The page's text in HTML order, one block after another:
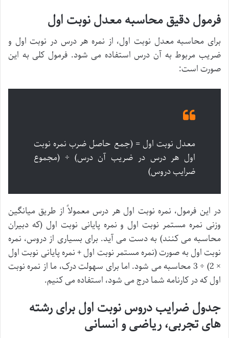
فرمول دقیق محاسبه معدل نوبت اول
برای محاسبه معدل نوبت اول، از نمره هر درس در نوبت اول و
ضریب مربوط به آن درس استفاده می شود. فرمول کلی به این
صورت است:
معدل نوبت اول = (جمع حاصل ضرب نمره نوبت
اول هر درس در ضریب آن درس) ÷ (مجموع
ضرایب دروس)
در این فرمول، نمره نوبت اول هر درس معمولاً از طریق میانگین
وزنی نمره مستمر نوبت اول و نمره پایانی نوبت اول (که دبیران
محاسبه می کنند) به دست می آید. برای بسیاری از دروس، نمره
نوبت اول به صورت (نمره مستمر نوبت اول + نمره پایانی نوبت اول
× 2) ÷ 3 محاسبه می شود. اما برای سهولت درک، ما از نمره نوبت
اول که در کارنامه شما درج می شود، استفاده می کنیم.
جدول ضرایب دروس نوبت اول برای رشته
های تجربی، ریاضی و انسانی